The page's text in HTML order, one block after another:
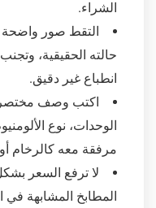
الشراء.
التقط صور واضحة
حالته الحقيقية، وتجنب
انطباع غير دقيق.
اكتب وصف مختصر
الوحدات، نوع
مرفقة معه كالرخام
لا ترفع السعر
المطابخ المشابهة في